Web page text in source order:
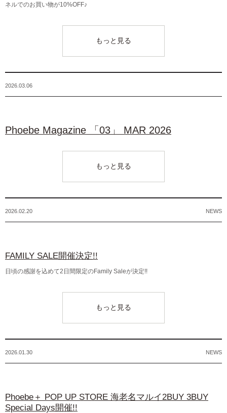
ネルでのお買い物が10%OFF♪
もっと見る
2026.03.06
Phoebe Magazine 「03」 MAR 2026
もっと見る
2026.02.20 NEWS
FAMILY SALE開催決定!!
日頃の感謝を込めて2日間限定のFamily Saleが決定!!
もっと見る
2026.01.30 NEWS
Phoebe＋ POP UP STORE 海老名マルイ2BUY 3BUY
Special Days開催!!